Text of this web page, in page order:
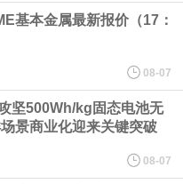
产品。
防部长赫格塞思不满，称对赫格塞思
在社交媒体上发帖称，一些媒体有关
基本金属最新报价（17：
08-07
坚500Wh/kg固态电池无
景商业化迎来关键突破
08-07